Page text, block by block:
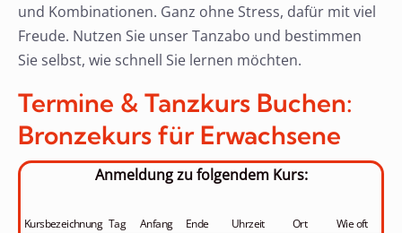
und Kombinationen. Ganz ohne Stress, dafür mit viel
Freude. Nutzen Sie unser Tanzabo und bestimmen
Sie selbst, wie schnell Sie lernen möchten.
Termine & Tanzkurs Buchen:
Bronzekurs für Erwachsene
Anmeldung zu folgendem Kurs:
Kursbezeichnung Tag Anfang Ende Uhrzeit Ort
Wie oft